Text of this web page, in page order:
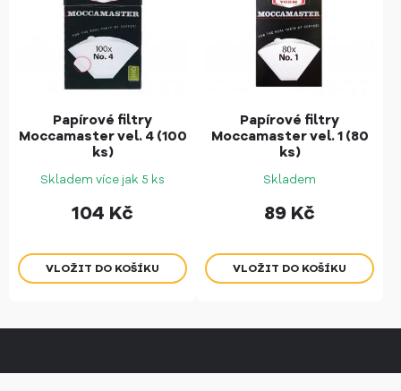
Papírové filtry
Moccamaster vel. 4 (100
ks)
Skladem více jak 5 ks
104 Kč
Papírové filtry
Moccamaster vel. 1 (80
ks)
Skladem
89 Kč